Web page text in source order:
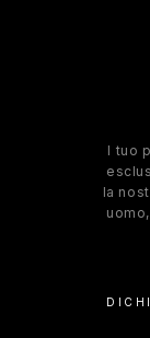
l tuo
la